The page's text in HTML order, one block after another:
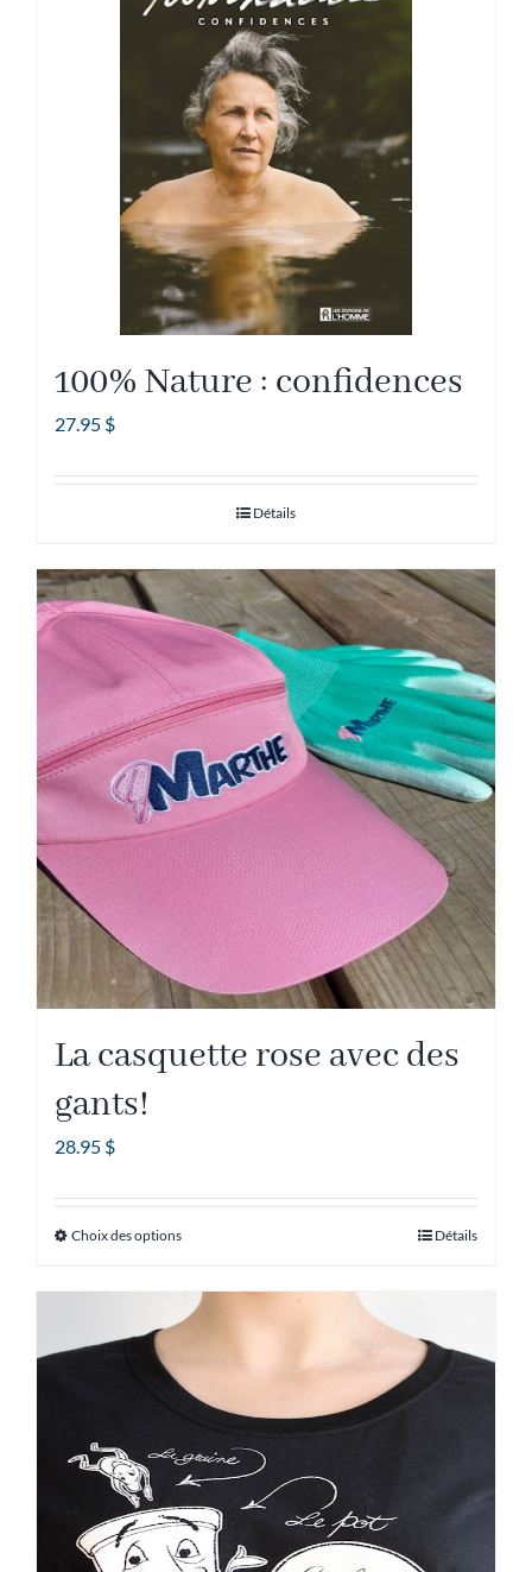
100% Nature : confidences
27.95 $
Détails
La casquette rose avec des
gants!
28.95 $
Choix des optionsCe
Les
peuvent
être
choisies
Détails